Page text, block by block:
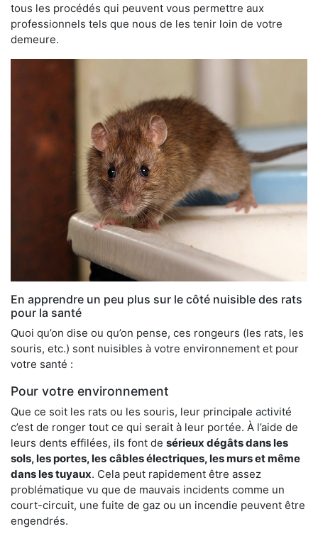
tous les procédés qui peuvent vous permettre aux
professionnels tels que nous de les tenir loin de votre
demeure.
En apprendre un peu plus sur le côté nuisible des rats
pour la santé
Quoi qu’on dise ou qu’on pense, ces rongeurs (les rats, les
souris, etc.) sont nuisibles à votre environnement et pour
votre santé :
Pour votre environnement
Que ce soit les rats ou les souris, leur principale activité
c’est de ronger tout ce qui serait à leur portée. À l’aide de
leurs dents effilées, ils font de sérieux dégâts dans les
sols, les portes, les câbles électriques, les murs et même
dans les tuyaux. Cela peut rapidement être assez
problématique vu que de mauvais incidents comme un
court-circuit, une fuite de gaz ou un incendie peuvent être
engendrés.